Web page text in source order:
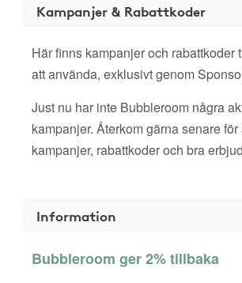
Kampanjer & Rabattkoder
Här finns kampanjer och rabattkoder
att använda, exklusivt genom
Just nu har inte Bubbleroom några
kampanjer. Återkom gärna senare
kampanjer, rabattkoder och bra
Information
Bubbleroom ger 2% tillbaka